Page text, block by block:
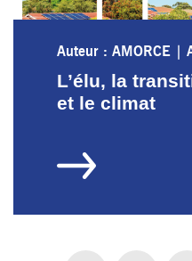
Auteur : AMORCE |
L’élu, la
et le climat